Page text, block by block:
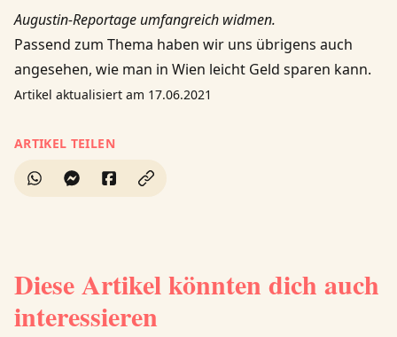
Augustin-Reportage umfangreich widmen.
Passend zum Thema haben wir uns übrigens auch
angesehen, wie man in Wien leicht Geld sparen kann.
Artikel aktualisiert am 17.06.2021
ARTIKEL TEILEN
Diese Artikel könnten dich auch
interessieren